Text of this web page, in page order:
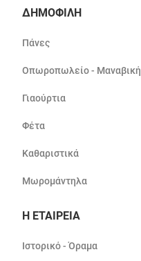
ΔΗΜΟΦΙΛΗ
Πάνες
Οπωροπωλείο - Μαναβική
Γιαούρτια
Φέτα
Καθαριστικά
Μωρομάντηλα
Η ΕΤΑΙΡΕΙΑ
Ιστορικό - Όραμα